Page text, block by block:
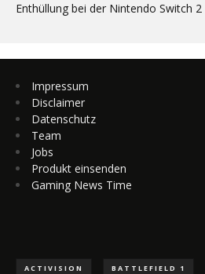
Enthüllung bei der Nintendo Switch
Impressum
Disclaimer
Datenschutz
Team
Jobs
Produkt einsenden
Gaming News Time
ACTIVISION BATTLEFIELD 1